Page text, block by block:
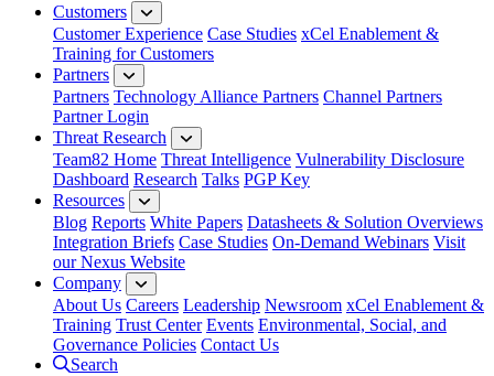
Customers
Customer Experience Case Studies xCel Enablement &
Training for Customers
Partners
Partners Technology Alliance Partners Channel Partners
Partner Login
Threat Research
Team82 Home Threat Intelligence Vulnerability Disclosure
Dashboard Research Talks PGP Key
Resources
Blog Reports White Papers Datasheets & Solution Overviews
Integration Briefs Case Studies On-Demand Webinars Visit
our Nexus Website
Company
About Us Careers Leadership Newsroom xCel Enablement &
Training Trust Center Events Environmental, Social, and
Governance Policies Contact Us
Search